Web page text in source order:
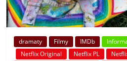
dramaty Filmy IMDb
Netflix Original
Netflix PL